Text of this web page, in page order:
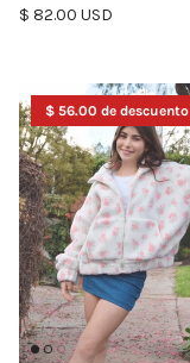
Precio normal
$ 82.00 USD
$ 56.00 de descuento